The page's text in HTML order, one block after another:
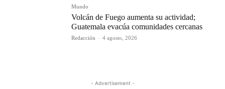
Mundo
Volcán de Fuego aumenta su actividad;
Guatemala evacúa comunidades cercanas
Redacción - 4 agosto, 2026
- Advertisement -